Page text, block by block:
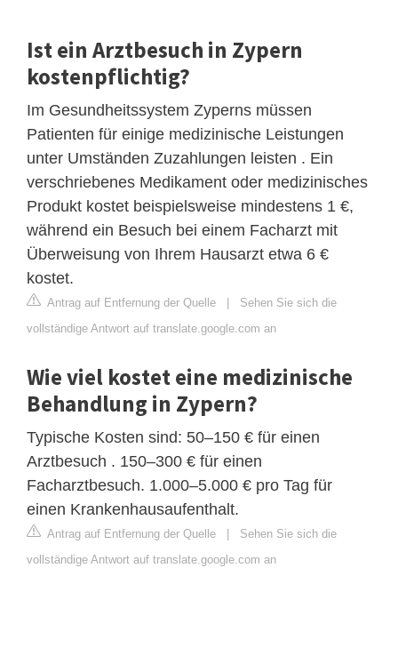
Ist ein Arztbesuch in Zypern
kostenpflichtig?
Im Gesundheitssystem Zyperns müssen
Patienten für einige medizinische Leistungen
unter Umständen Zuzahlungen leisten . Ein
verschriebenes Medikament oder medizinisches
Produkt kostet beispielsweise mindestens 1 €,
während ein Besuch bei einem Facharzt mit
Überweisung von Ihrem Hausarzt etwa 6 €
kostet.
Antrag auf Entfernung der Quelle
Sehen Sie sich die
vollständige Antwort auf translate.google.com an
Wie viel kostet eine medizinische
Behandlung in Zypern?
Typische Kosten sind: 50–150 € für einen
Arztbesuch . 150–300 € für einen
Facharztbesuch. 1.000–5.000 € pro Tag für
einen Krankenhausaufenthalt.
Antrag auf Entfernung der Quelle
Sehen Sie sich die
vollständige Antwort auf translate.google.com an